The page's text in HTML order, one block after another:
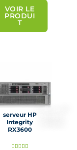
é
VOIR LE
PRODUI
T
serveur HP
Integrity
RX3600
N